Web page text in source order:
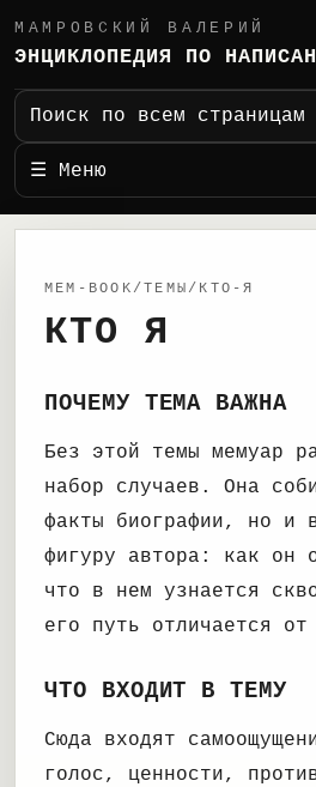
МАМРОВСКИЙ ВАЛЕРИЙ
ЭНЦИКЛОПЕДИЯ ПО
Поиск по всем страницам
☰ Меню
MEM-BOOK/ТЕМЫ/КТО-Я
КТО Я
ПОЧЕМУ ТЕМА ВАЖНА
Без этой темы мемуар
набор случаев. Она
факты биографии, но и
фигуру автора: как он
что в нем узнается
его путь отличается от
ЧТО ВХОДИТ В ТЕМУ
Сюда входят
голос, ценности,